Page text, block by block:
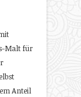
Malt für
Anteil